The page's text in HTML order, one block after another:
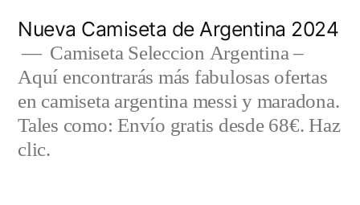
contenido
Nueva Camiseta de Argentina 2024
Camiseta Seleccion Argentina –
Aquí encontrarás más fabulosas ofertas
en camiseta argentina messi y maradona.
Tales como: Envío gratis desde 68€. Haz
clic.